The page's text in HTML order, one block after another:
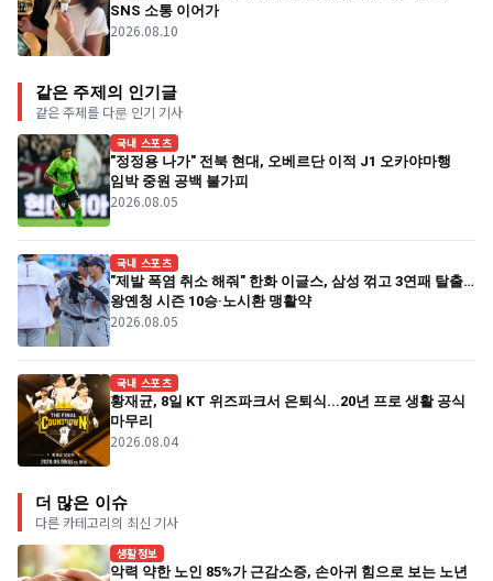
SNS 소통 이어가
2026.08.10
같은 주제의 인기글
같은 주제를 다룬 인기 기사
국내 스포츠
"정정용 나가" 전북 현대, 오베르단 이적 J1 오카야마행
임박 중원 공백 불가피
2026.08.05
국내 스포츠
"제발 폭염 취소 해줘" 한화 이글스, 삼성 꺾고 3연패 탈출…
왕옌청 시즌 10승·노시환 맹활약
2026.08.05
국내 스포츠
황재균, 8일 KT 위즈파크서 은퇴식...20년 프로 생활 공식
마무리
2026.08.04
더 많은 이슈
다른 카테고리의 최신 기사
생활정보
악력 약한 노인 85%가 근감소증, 손아귀 힘으로 보는 노년